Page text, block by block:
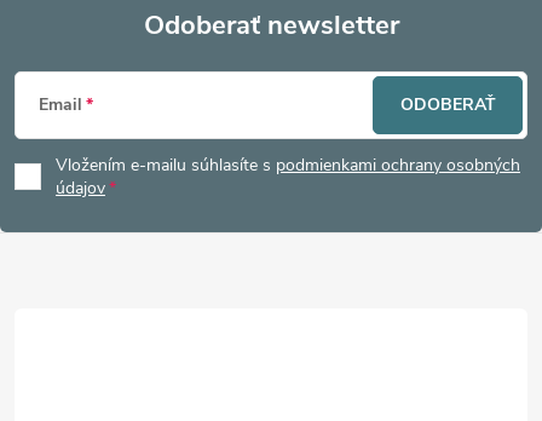
Z
á
p
Odoberať newsletter
Email
Vložením e-mailu súhlasíte s podmienkami ochrany osobných
údajov
ODOBERAŤ